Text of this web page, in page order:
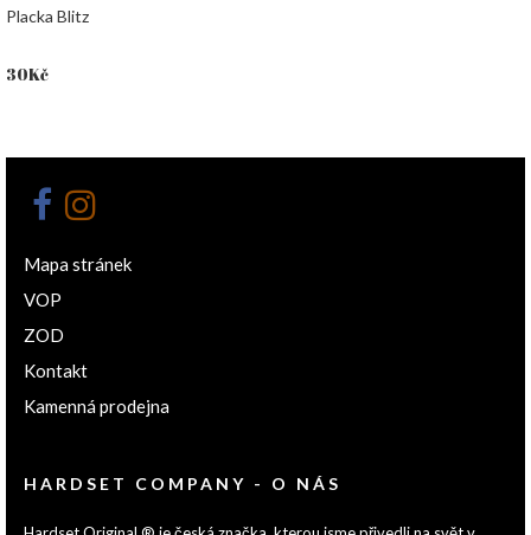
Placka Blitz
30Kč
Mapa stránek
VOP
ZOD
Kontakt
Kamenná prodejna
HARDSET COMPANY - O NÁS